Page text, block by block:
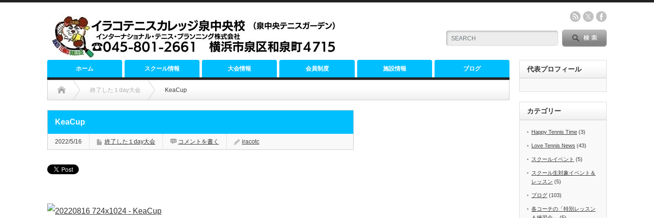
ホーム スクール情報 大会情報 会員制度 施設情報 ブログ
終了した１day大会 KeaCup
KeaCup
2022/5/16 終了した１day大会 コメントを書く iracotc
代表プロフィール
カテゴリー
Happy Tennis Time (3)
Love Tennis News (43)
スクールイベント (5)
スクール生対象イベント＆
レッスン (5)
ブログ (103)
各コーチの「特別レッスン